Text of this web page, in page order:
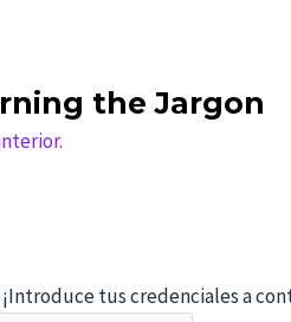
the Jargon
¡Introduce tus credenciales a